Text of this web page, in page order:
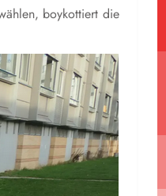
boykottiert die